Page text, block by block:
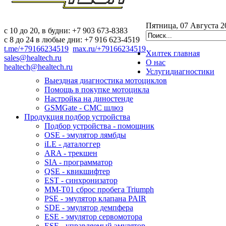
c 10 до 20, в будни: +7 903 673-8383
с 8 до 24 в любые дни: +7 916 623-4519
t.me/+79166234519 max.ru/+79166234519
sales@healtech.ru
healtech@healtech.ru
Пятница, 07 Августа
Хилтек главная
О нас
Услугидиагностики
Выездная диагностика мотоциклов
Помощь в покупке мотоцикла
Настройка на диностенде
GSMGate - СМС шлюз
Продукция подбор устройства
Подбор устройства - помощник
OSE - эмулятор лямбды
iLE - даталоггер
ARA - трекшен
SIA - программатор
QSE - квикшифтер
EST - синхронизатор
MM-T01 сброс пробега Triumph
PSE - эмулятор клапана PAIR
SDE - эмулятор демпфера
ESE - эмулятор сервомотора